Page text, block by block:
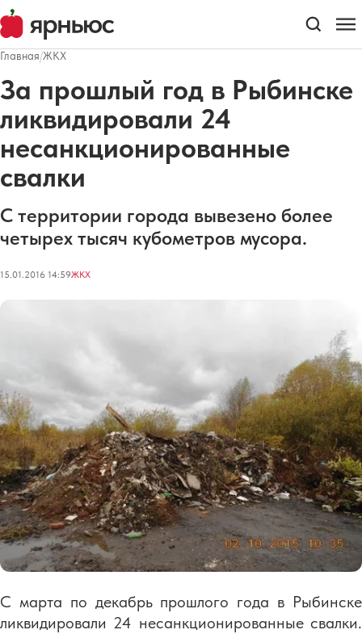
Главная/ЖКХ
За прошлый год в Рыбинске
ликвидировали 24
несанкционированные
свалки
С территории города вывезено более
четырех тысяч кубометров мусора.
15.01.2016 14:59ЖКХ
С марта по декабрь прошлого года в Рыбинске
ликвидировали 24 несанкционированные свалки.